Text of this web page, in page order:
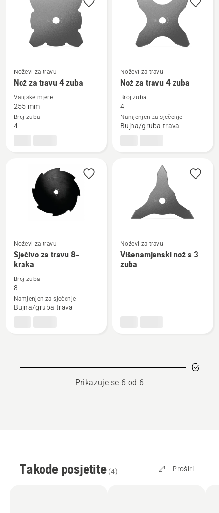
Pogledajte
više
detalja
Nož
Noževi za travu
Nož za travu 4 zuba
Vanjske mjere
255 mm
Broj zuba
4
Pogledajte
više
detalja
Nož
Noževi za travu
Nož za travu 4 zuba
Broj zuba
4
Namjenjen za sječenje
Bujna/gruba trava
Pogledajte
više
detalja
Sječivo
za
Noževi za travu
Sječivo za travu 8-
kraka
Broj zuba
8
Namjenjen za sječenje
Bujna/gruba trava
Pogledajte
više
Noževi za travu
Višenamjenski nož s 3
zuba
Prikazuje se 6 od 6
Takođe posjetite (4) Proširi